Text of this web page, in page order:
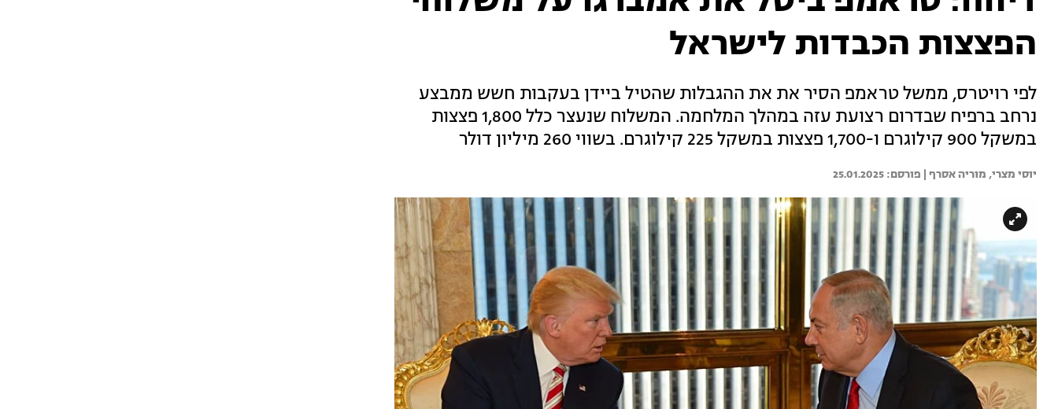
הפצצות הכבדות לישראל
לפי רויטרס, ממשל טראמפ הסיר את את ההגבלות שהטיל ביידן בעקבות חשש ממבצע
נרחב ברפיח שבדרום רצועת עזה במהלך המלחמה. המשלוח שנעצר כלל 1,800 פצצות
במשקל 900 קילוגרם ו-1,700 פצצות במשקל 225 קילוגרם. בשווי 260 מיליון דולר
יוסי מצרי, מוריה אסרף | 25.01.2025